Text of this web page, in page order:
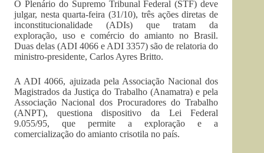
O Plenário do Supremo Tribunal Federal (STF) deve
julgar, nesta quarta-feira (31/10), três ações diretas de
inconstitucionalidade (ADIs) que tratam da
exploração, uso e comércio do amianto no Brasil.
Duas delas (ADI 4066 e ADI 3357) são de relatoria do
ministro-presidente, Carlos Ayres Britto.
A ADI 4066, ajuizada pela Associação Nacional dos
Magistrados da Justiça do Trabalho (Anamatra) e pela
Associação Nacional dos Procuradores do Trabalho
(ANPT), questiona dispositivo da Lei Federal
9.055/95, que permite a exploração e a
comercialização do amianto crisotila no país.